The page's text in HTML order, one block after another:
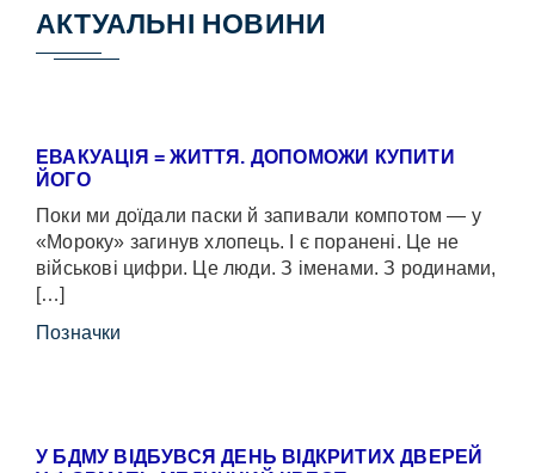
АКТУАЛЬНІ НОВИНИ
ЕВАКУАЦІЯ = ЖИТТЯ. ДОПОМОЖИ КУПИТИ
ЙОГО
Поки ми доїдали паски й запивали компотом — у
«Мороку» загинув хлопець. І є поранені. Це не
військові цифри. Це люди. З іменами. З родинами,
[…]
Позначки
У БДМУ ВІДБУВСЯ ДЕНЬ ВІДКРИТИХ ДВЕРЕЙ